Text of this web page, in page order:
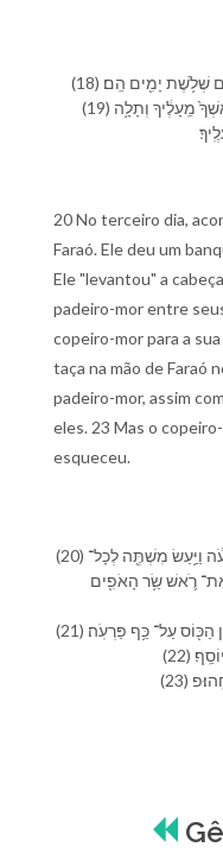
שְׁלֹ֥שֶׁת יָמִ֖ים הֵֽם׃
(19) בְּ⁠ע֣וֹד ׀ שְׁלֹ֣שֶׁת יָמִ֗ים יִשָּׂ֨א פַרְעֹ֤ה אֶת־ רֹֽאשְׁ⁠ךָ֙ מֵֽ⁠עָלֶ֔י⁠ךָ וְ⁠תָלָ֥ה
20 No terceiro dia,
Faraó. Ele deu um
Ele "levantou" a
padeiro-mor entre
copeiro-mor para a
taça na mão de Faraó
padeiro-mor, assim
eles. 23 Mas o
esqueceu.
(20) וַ⁠יְהִ֣י ׀ בַּ⁠יּ֣וֹם הַ⁠שְּׁלִישִׁ֗י י֚וֹם הֻלֶּ֣דֶת אֶת־ פַּרְעֹ֔ה וַ⁠יַּ֥עַשׂ מִשְׁתֶּ֖ה לְ⁠כָל־
רֹ֛אשׁ שַׂ֥ר הָ⁠אֹפִ֖ים
הַ⁠כּ֖וֹס עַל־ כַּ֥ף פַּרְעֹֽה׃